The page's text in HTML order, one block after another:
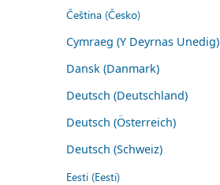
Čeština (Česko)
Cymraeg (Y Deyrnas Unedig)
Dansk (Danmark)
Deutsch (Deutschland)
Deutsch (Österreich)
Deutsch (Schweiz)
Eesti (Eesti)